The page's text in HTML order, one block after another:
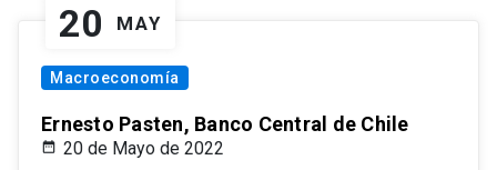
20 MAY
Macroeconomía
Ernesto Pasten, Banco Central de Chile
20 de Mayo de 2022